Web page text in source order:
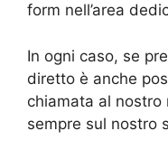
form nell’area
In ogni caso, se
diretto è anche
chiamata al
sempre sul nostro